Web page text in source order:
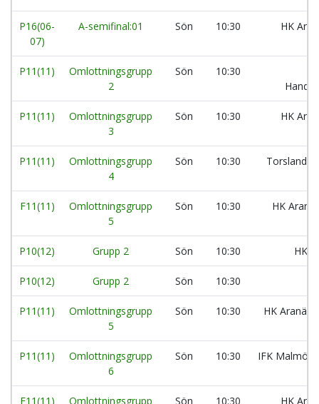
P16(06-
07)
A-semifinal:01 Sön 10:30 HK
P11(11)
Omlottningsgrupp
2
Sön 10:30
P11(11)
Omlottningsgrupp
3
Sön 10:30 HK
P11(11)
Omlottningsgrupp
4
Sön 10:30 Torslanda
F11(11)
Omlottningsgrupp
5
Sön 10:30 HK
P10(12) Grupp 2 Sön 10:30 HK
P10(12) Grupp 2 Sön 10:30
P11(11)
Omlottningsgrupp
5
Sön 10:30 HK
P11(11)
Omlottningsgrupp
6
Sön 10:30 IFK Malmö
F11(11) Omlottningsgrupp Sön 10:30 HK